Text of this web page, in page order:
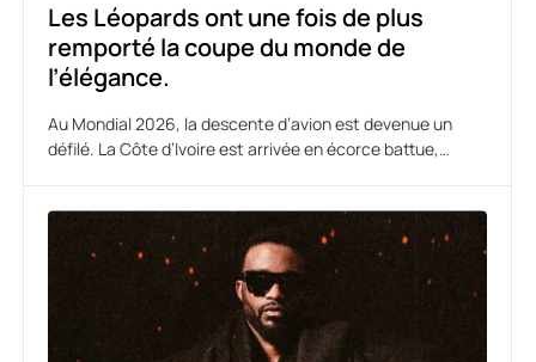
Les Léopards ont une fois de plus
remporté la coupe du monde de
l’élégance.
Au Mondial 2026, la descente d’avion est devenue un
défilé. La Côte d’Ivoire est arrivée en écorce battue,…